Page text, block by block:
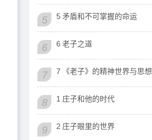
5 5 矛盾和不可掌握的命运
6 6 老子之道
7 7 《老子》的精神世界与思想
8 1 庄子和他的时代
9 2 庄子眼里的世界